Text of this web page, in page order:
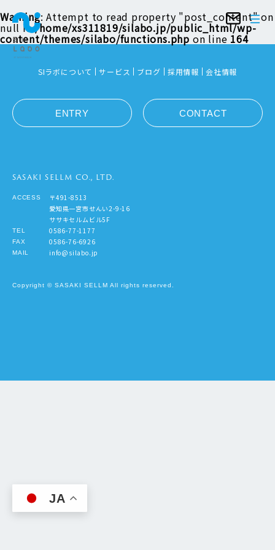
Warning: Attempt to read property "post_content" on
null in/home/xs311819/silabo.jp/public_html/wp-
content/themes/silabo/functions.php on line 164
SASAKI SELLM CO., LTD.
ACCESS
〒491-8513
愛知県一宮市せんい2-9-16
ササキセルムビル5F
TEL 0586-77-1177
FAX 0586-76-6926
MAIL info@silabo.jp
Copyright © SASAKI SELLM All rights reserved.
SIラボについて サービス ブログ 採用情報 会社情報
ENTRY CONTACT
JA